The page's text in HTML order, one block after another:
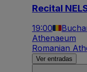
Recital
19:00
Athenaeum
Romanian
Ver entradas